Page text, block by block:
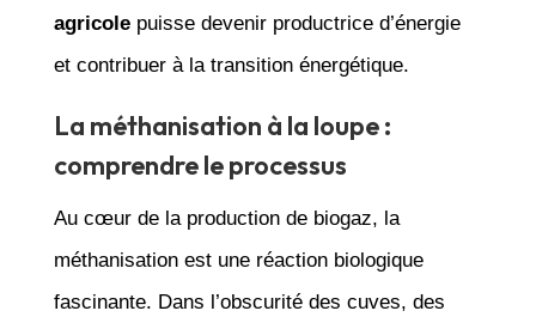
agricolepuisse devenir productrice d’énergie
et contribuer à la transition énergétique.
La méthanisation à la loupe :
comprendre le processus
Au cœur de la production de biogaz, la
méthanisation est une réaction biologique
fascinante. Dans l’obscurité des cuves, des